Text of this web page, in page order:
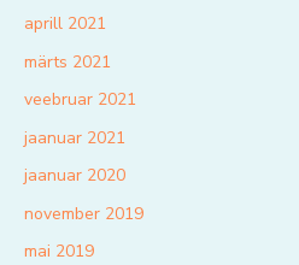
aprill 2021
märts 2021
veebruar 2021
jaanuar 2021
jaanuar 2020
november 2019
mai 2019